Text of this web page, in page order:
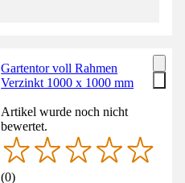
Gartentor voll Rahmen
Verzinkt 1000 x 1000 mm
Artikel wurde noch nicht
bewertet.
(0)